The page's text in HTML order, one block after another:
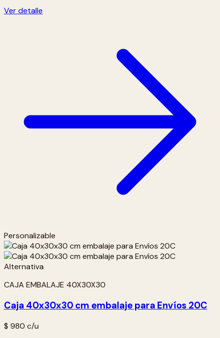
Ver detalle
Personalizable
CAJA EMBALAJE 40X30X30
Caja 40x30x30 cm embalaje para Envíos 20C
$ 980 c/u